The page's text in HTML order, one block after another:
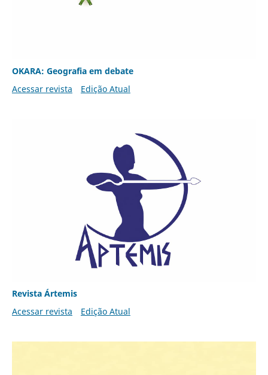
OKARA: Geografia em debate
Acessar revista
Edição Atual
Revista Ártemis
Acessar revista
Edição Atual